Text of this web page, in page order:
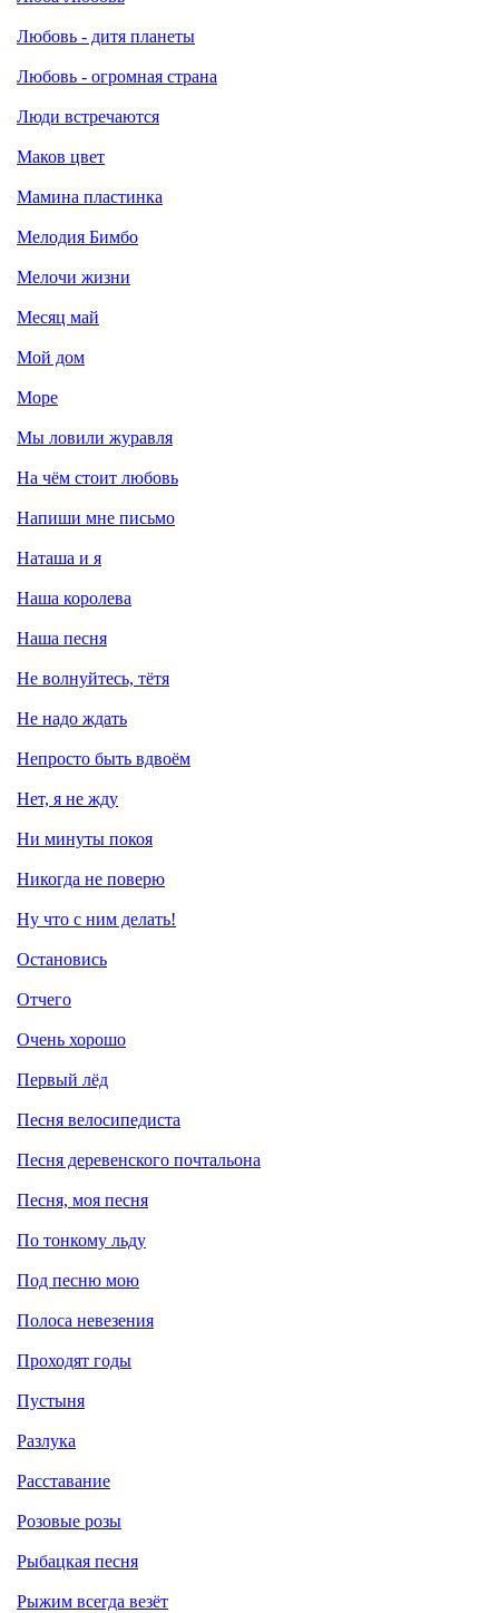
Любовь - дитя планеты
Любовь - огромная страна
Люди встречаются
Маков цвет
Мамина пластинка
Мелодия Бимбо
Мелочи жизни
Месяц май
Мой дом
Море
Мы ловили журавля
На чём стоит любовь
Напиши мне письмо
Наташа и я
Наша королева
Наша песня
Не волнуйтесь, тётя
Не надо ждать
Непросто быть вдвоём
Нет, я не жду
Ни минуты покоя
Никогда не поверю
Ну что с ним делать!
Остановись
Отчего
Очень хорошо
Первый лёд
Песня велосипедиста
Песня деревенского почтальона
Песня, моя песня
По тонкому льду
Под песню мою
Полоса невезения
Проходят годы
Пустыня
Разлука
Расставание
Розовые розы
Рыбацкая песня
Рыжим всегда везёт